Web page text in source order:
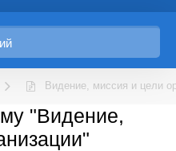
Видение, миссия и цели
"Видение,